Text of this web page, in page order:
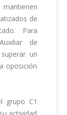
de
Para
de
un
oposición
grupo C1